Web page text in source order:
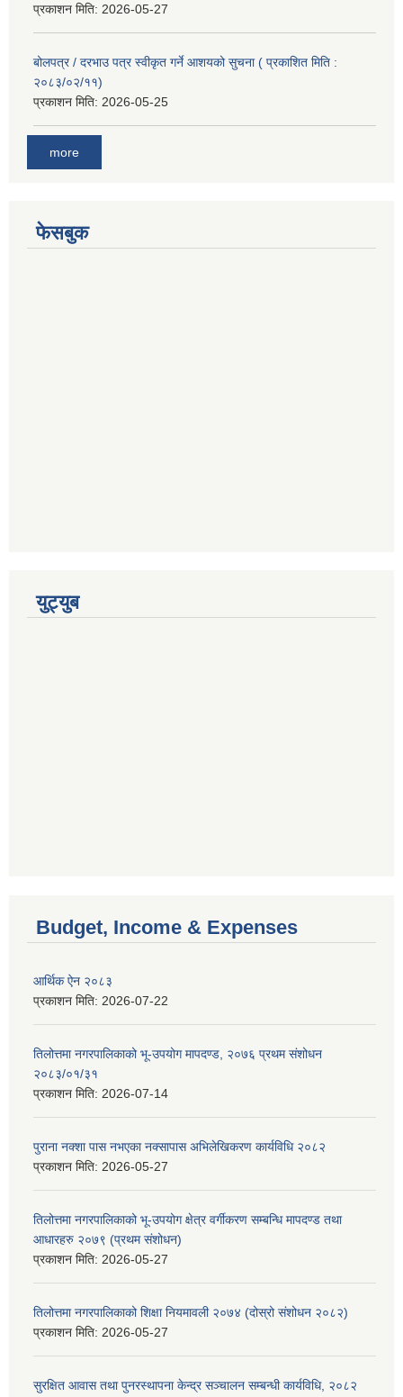
प्रकाशन मिति: 2026-05-27
बोलपत्र / दरभाउ पत्र स्वीकृत गर्ने आशयको सुचना ( प्रकाशित मिति :
२०८३/०२/११)
प्रकाशन मिति: 2026-05-25
more
फेसबुक
युट्युब
Budget, Income & Expenses
आर्थिक ऐन २०८३
प्रकाशन मिति: 2026-07-22
तिलोत्तमा नगरपालिकाको भू-उपयोग मापदण्ड, २०७६ प्रथम संशोधन
२०८३/०१/३१
प्रकाशन मिति: 2026-07-14
पुराना नक्शा पास नभएका नक्सापास अभिलेखिकरण कार्यविधि २०८२
प्रकाशन मिति: 2026-05-27
तिलोत्तमा नगरपालिकाको भू-उपयोग क्षेत्र वर्गीकरण सम्बन्धि मापदण्ड तथा
आधारहरु २०७९ (प्रथम संशोधन)
प्रकाशन मिति: 2026-05-27
तिलोत्तमा नगरपालिकाको शिक्षा नियमावली २०७४ (दोस्रो संशोधन २०८२)
प्रकाशन मिति: 2026-05-27
सुरक्षित आवास तथा पुनरस्थापना केन्द्र सञ्चालन सम्बन्धी कार्यविधि, २०८२